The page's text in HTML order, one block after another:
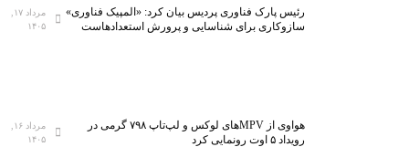
رئیس پارک فناوری پردیس بیان کرد: «المپیک فناوری»
سازوکاری برای شناسایی و پرورش استعدادهاست
۱۴۰۵
هواوی از MPVهای لوکس و لپ‌تاپ ۷۹۸ گرمی در
رویداد ۵ اوت رونمایی کرد
۱۴۰۵